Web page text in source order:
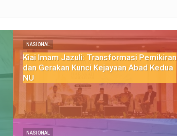
NASIONAL
Kiai Imam Jazuli: Transformasi Pemikiran
dan Gerakan Kunci Kejayaan Abad Kedua
NU
NASIONAL